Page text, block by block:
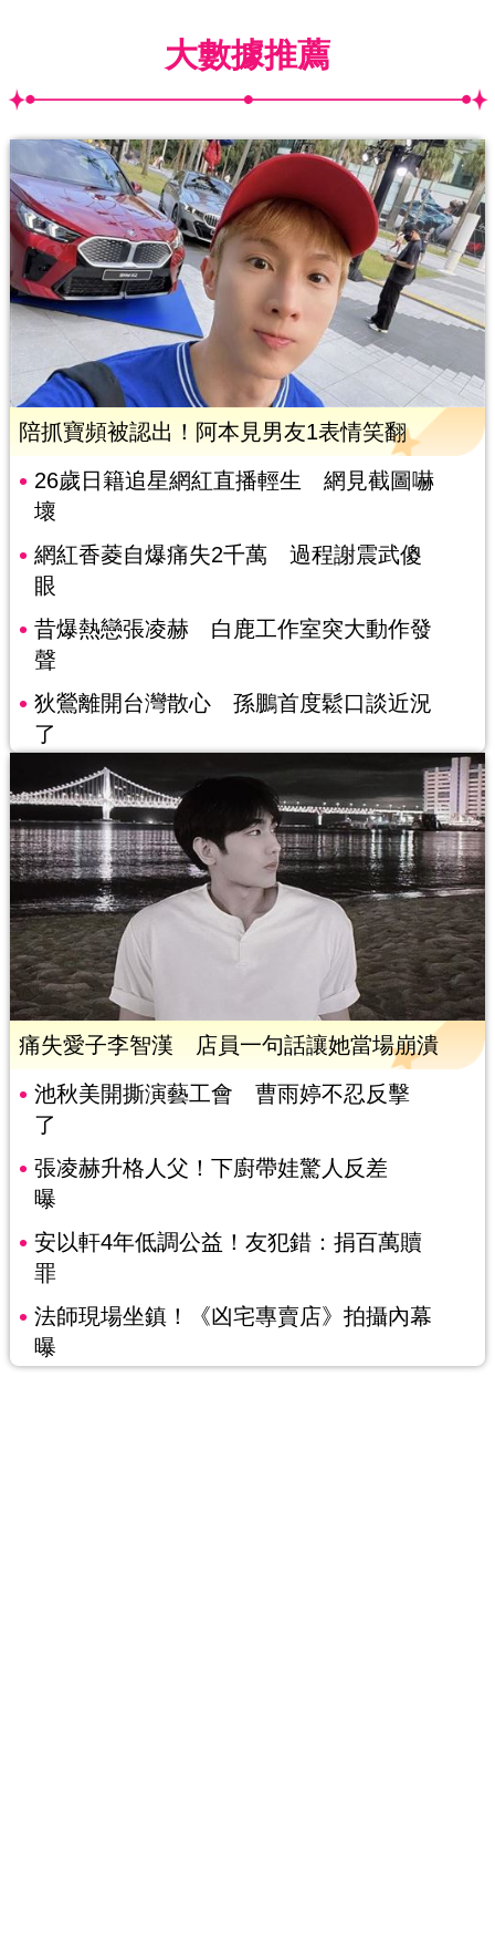
大數據推薦
陪抓寶頻被認出！阿本見男友1表情笑翻
26歲日籍追星網紅直播輕生 網見截圖嚇
壞
網紅香菱自爆痛失2千萬 過程謝震武傻
眼
昔爆熱戀張凌赫 白鹿工作室突大動作發
聲
狄鶯離開台灣散心 孫鵬首度鬆口談近況
了
痛失愛子李智漢 店員一句話讓她當場崩潰
池秋美開撕演藝工會 曹雨婷不忍反擊
了
張凌赫升格人父！下廚帶娃驚人反差
曝
安以軒4年低調公益！友犯錯：捐百萬贖
罪
法師現場坐鎮！《凶宅專賣店》拍攝內幕
曝